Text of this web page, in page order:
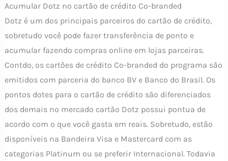
Acumular Dotz no cartão de crédito Co-branded
Dotz é um dos principais parceiros do cartão de crédito,
sobretudo você pode fazer transferência de ponto e
acumular fazendo compras online em lojas parceiras.
Contdo, os cartões de crédito Co-branded do programa são
emitidos com parceria do banco BV e Banco do Brasil. Os
pontos dotes para o cartão de crédito são diferenciados
dos demais no mercado cartão Dotz possui pontua de
acordo com o que você gasta em reais. Sobretudo, estão
disponíveis na Bandeira Visa e Mastercard com as
categorias Platinum ou se preferir Internacional. Todavia